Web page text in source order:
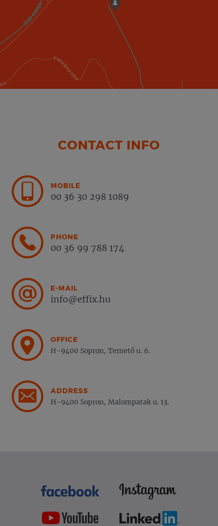
CONTACT INFO
MOBILE
00 36 30 298 1089
PHONE
00 36 99 788 174
E-MAIL
info@effix.hu
OFFICE
H-9400 Sopron, Temető u. 6.
ADDRESS
H-9400 Sopron, Malompatak u. 13.